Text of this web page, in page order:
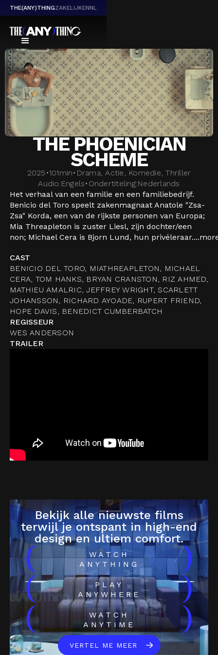
THE(ANY)THINGZAKELIJKENNL
THE PHOENICIAN
SCHEME
2025 •101min• Drama, Actie, Komedie, Thriller
Audio:Engels• Ondertiteling:Nederlands
Het verhaal van een familie en een familiebedrijf.
Benicio del Toro speelt zakenmagnaat Anatole "Zsa-
Zsa" Korda, een van de rijkste personen van Europa;
Mia Threapleton is zuster Liesl, zijn dochter/een
non; Michael Cera is Bjorn Lund, hun privéleraar....
CAST
BENICIO DEL TORO, MIATHREAPLETON, MICHAEL
CERA, TOM HANKS, BRYAN CRANSTON, RIZ AHMED,
MATHIEU AMALRIC, JEFFREY WRIGHT, SCARLETT
JOHANSSON, RICHARD AYOADE, RUPERT FRIEND,
HOPE DAVIS, BENEDICT CUMBERBATCH
REGISSEUR
WES ANDERSON
TRAILER
Bekijk alle nieuwste films
terwijl je ontspant in high-end
design en ultiem comfort.
(
WATCH
ANYTHING
)
(
PLAY
ANYWHERE
)
(
WATCH
ANYTIME
)
VERTEL ME MEER